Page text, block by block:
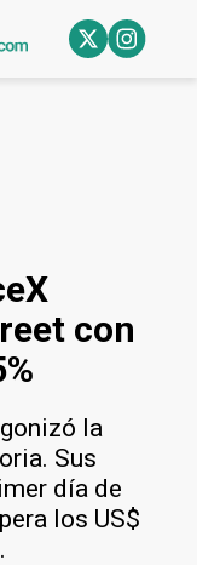
con
la
Sus
día de
los US$